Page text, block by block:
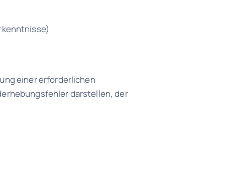
einer erforderlichen
darstellen, der